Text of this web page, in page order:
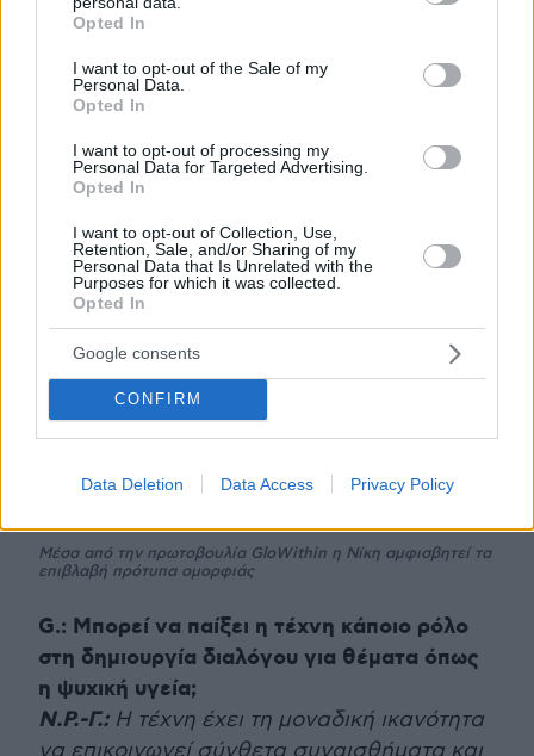
grant or deny consent to Google and its third-party tags to
use your data for below specified purposes in below Google
consent section.
Opted In
I want to opt-out of the Sale of my
Personal Data.
Opted In
I want to opt-out of processing my
Personal Data for Targeted Advertising.
Opted In
I want to opt-out of Collection, Use,
Retention, Sale, and/or Sharing of my
Personal Data that Is Unrelated with the
Purposes for which it was collected.
Opted In
Google consents
CONFIRM
Data Deletion Data Access Privacy Policy
Μέσα από την πρωτοβουλία GloWithin η Νίκη αμφισβητεί τα
επιβλαβή πρότυπα ομορφιάς
G.: Μπορεί να παίξει η τέχνη κάποιο ρόλο
στη δημιουργία διαλόγου για θέματα όπως
η ψυχική υγεία;
Ν.Ρ.-Γ.:Η τέχνη έχει τη μοναδική ικανότητα
να επικοινωνεί σύνθετα συναισθήματα και